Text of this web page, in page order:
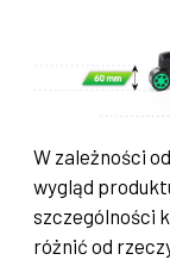
W zależności
wygląd
szczególności
różnić od